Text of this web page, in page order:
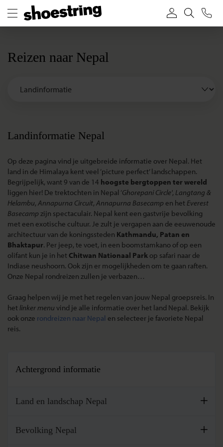
Reizen naar Nepal
Landinformatie Nepal
Op deze pagina vind je uitgebreide informatie over Nepal. Het
land in de Himalaya kent veel ‘picture perfect’ landschappen.
Begrijpelijk, want 9 van de 14 hoogste bergtoppen ter wereld
liggen hier! De trektochten in Nepal ‘Ghorepani Circle', Langtang &
Helambu, Annapurna Circuit, Annapurna Basecamp en het Everest
Basecamp zijn spectaculair. Nepal kent een gastvrije bevolking
met een exotische cultuur. Je zult je vergapen aan de eeuwenoude
architectuur van de koningssteden Kathmandu, Patan en
Bhaktapur. Per jeep, te voet, in een boomstamkano of op een
olifant kun je in het Chitwan Nationaal Park op safari naar de
Indiase neushoorn. Ook zijn er mogelijkheden om te gaan raften.
Onze Nepal rondreizen zullen je verbazen…
Graag helpen wij je met het regelen van jouw Nepal groepsreis. In
het linker menu vind je alle informatie over het land Nepal. Bekijk
ook onze rondreizen naar Nepal en selecteer je favoriete Nepal
reis.
Achtergrond informatie
Land en landschap Nepal
zuidoost een afstand heeft van zo'n 850 km en een maximale
Bevolking Nepal